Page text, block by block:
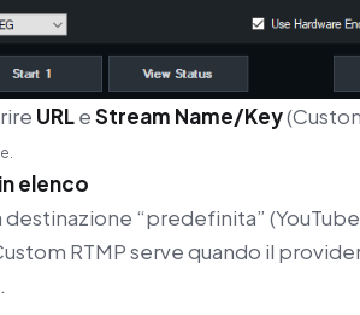
URLeStream Name/Key
elenco
destinazione “predefinita”
RTMP serve quando il